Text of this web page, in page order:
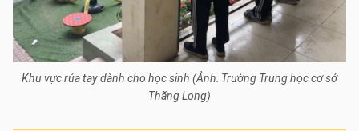
Khu vực rửa tay dành cho học sinh (Ảnh: Trường Trung học cơ sở
Thăng Long)